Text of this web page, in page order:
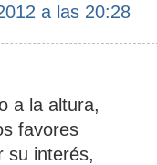
a las 20:28
a la altura,
favores
su interés,